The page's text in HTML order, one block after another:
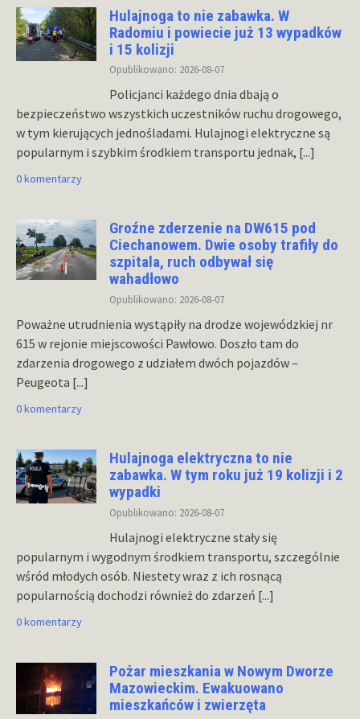
Hulajnoga to nie zabawka. W
Radomiu i powiecie już 13 wypadków
i 15 kolizji
Opublikowano: 2026-08-07
Policjanci każdego dnia dbają o
bezpieczeństwo wszystkich uczestników ruchu drogowego,
w tym kierujących jednośladami. Hulajnogi elektryczne są
popularnym i szybkim środkiem transportu jednak, [...]
0 komentarzy
Groźne zderzenie na DW615 pod
Ciechanowem. Dwie osoby trafiły do
szpitala, ruch odbywał się
wahadłowo
Opublikowano: 2026-08-07
Poważne utrudnienia wystąpiły na drodze wojewódzkiej nr
615 w rejonie miejscowości Pawłowo. Doszło tam do
zdarzenia drogowego z udziałem dwóch pojazdów –
Peugeota [...]
0 komentarzy
Hulajnoga elektryczna to nie
zabawka. W tym roku już 19 kolizji i 2
wypadki
Opublikowano: 2026-08-07
Hulajnogi elektryczne stały się
popularnym i wygodnym środkiem transportu, szczególnie
wśród młodych osób. Niestety wraz z ich rosnącą
popularnością dochodzi również do zdarzeń [...]
0 komentarzy
Pożar mieszkania w Nowym Dworze
Mazowieckim. Ewakuowano
mieszkańców i zwierzęta